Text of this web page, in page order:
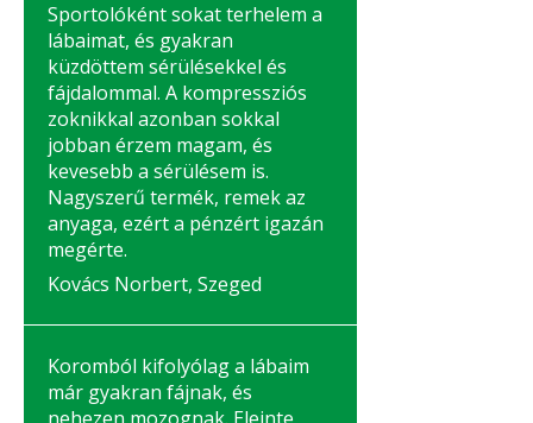
Sportolóként sokat terhelem a
lábaimat, és gyakran
küzdöttem sérülésekkel és
fájdalommal. A kompressziós
zoknikkal azonban sokkal
jobban érzem magam, és
kevesebb a sérülésem is.
Nagyszerű termék, remek az
anyaga, ezért a pénzért igazán
megérte.
Kovács Norbert, Szeged
Koromból kifolyólag a lábaim
már gyakran fájnak, és